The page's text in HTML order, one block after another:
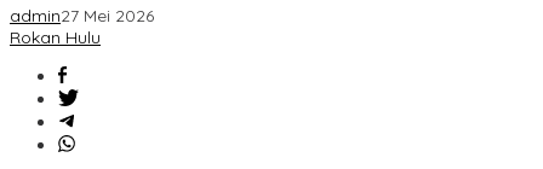
admin27 Mei 2026
Rokan Hulu